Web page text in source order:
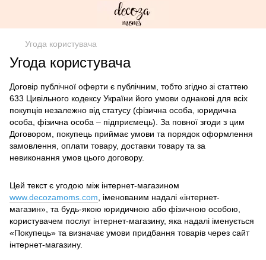
Угода користувача
Угода користувача
Договір публічної оферти є публічним, тобто згідно зі статтею
633 Цивільного кодексу України його умови однакові для всіх
покупців незалежно від статусу (фізична особа, юридична
особа, фізична особа – підприємець). За повної згоди з цим
Договором, покупець приймає умови та порядок оформлення
замовлення, оплати товару, доставки товару та за
невиконання умов цього договору.
Цей текст є угодою між інтернет-магазином
www.decozamoms.com , іменованим надалі «інтернет-
магазин», та будь-якою юридичною або фізичною особою,
користувачем послуг інтернет-магазину, яка надалі іменується
«Покупець» та визначає умови придбання товарів через сайт
інтернет-магазину.